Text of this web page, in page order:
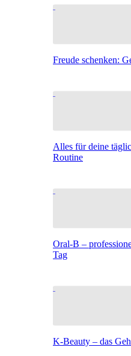
Freude schenken:
Alles für deine
Routine
Oral-B –
Tag
K-Beauty – das